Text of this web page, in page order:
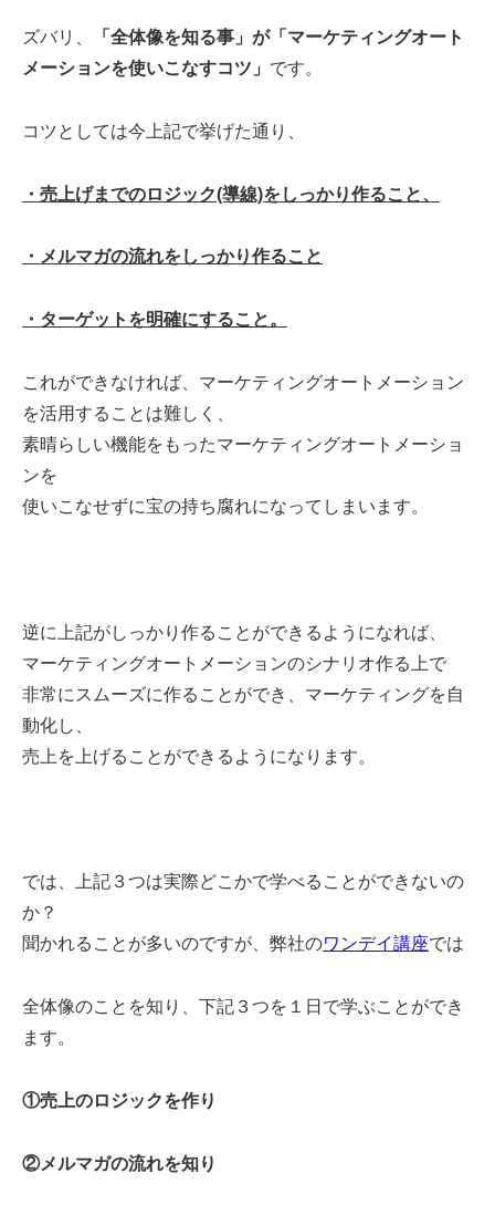
ズバリ、
「全体像を知る事」が「マーケティングオート
メーションを使いこなすコツ」 です。
コツとしては今上記で挙げた通り、
・売上げまでのロジック(導線)をしっかり作ること、
・メルマガの流れをしっかり作ること
・ターゲットを明確にすること。
これができなければ、マーケティングオートメーション
を活用することは難しく、
素晴らしい機能をもったマーケティングオートメーショ
ンを
使いこなせずに宝の持ち腐れになってしまいます。
逆に上記がしっかり作ることができるようになれば、
マーケティングオートメーションのシナリオ作る上で
非常にスムーズに作ることができ、マーケティングを自
動化し、
売上を上げることができるようになります。
では、上記３つは実際どこかで学べることができないの
か？
聞かれることが多いのですが、弊社のワンデイ講座では
全体像のことを知り、下記３つを１日で学ぶことができ
ます。
①売上のロジックを作り
②メルマガの流れを知り